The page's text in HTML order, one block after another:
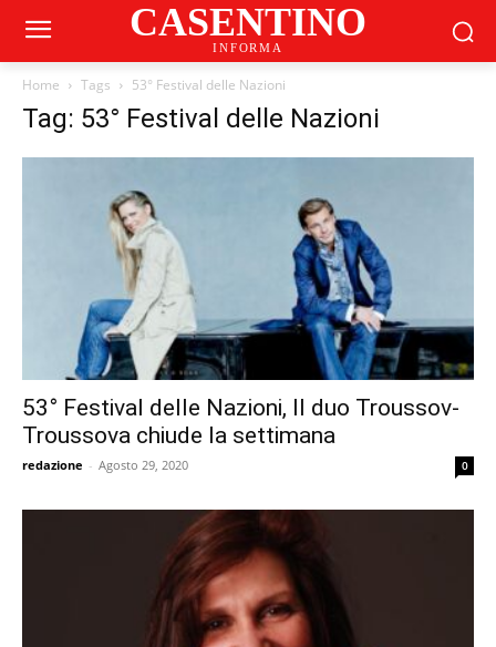
CASENTINO
INFORMA
Home Tags 53° Festival delle Nazioni
Tag: 53° Festival delle Nazioni
53° Festival delle Nazioni, Il duo Troussov-
Troussova chiude la settimana
redazione - Agosto 29, 2020 0